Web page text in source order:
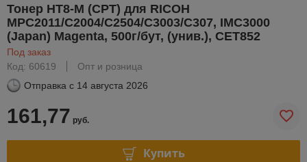
Тонер HT8-M (CPT) для RICOH
MPC2011/C2004/C2504/C3003/C307, IMC3000
(Japan) Magenta, 500г/бут, (унив.), CET852
Под заказ
Код: 60619
Опт и розница
Отправка с 14 августа 2026
161,77 руб.
Купить